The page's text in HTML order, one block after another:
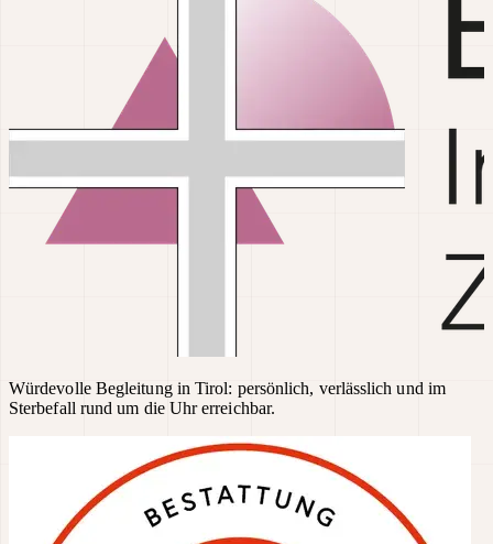
Würdevolle Begleitung in Tirol: persönlich, verlässlich und im
Sterbefall rund um die Uhr erreichbar.